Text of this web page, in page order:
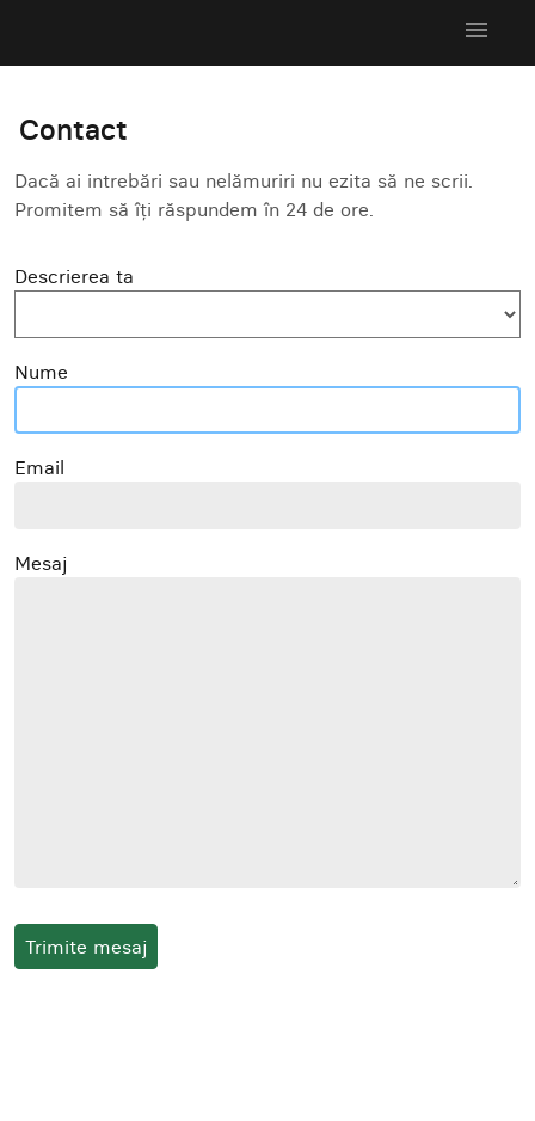
menu
Contact
Dacă ai intrebări sau nelămuriri nu ezita să ne scrii.
Promitem să îți răspundem în 24 de ore.
Descrierea ta
Nume
Email
Mesaj
Trimite mesaj